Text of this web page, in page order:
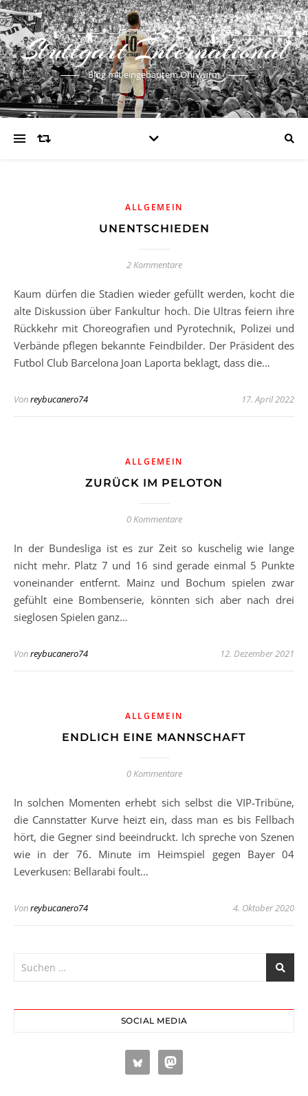
Stuttgart International
Blog mit eingebautem Ohrwurm
ALLGEMEIN
UNENTSCHIEDEN
2 Kommentare
Kaum dürfen die Stadien wieder gefüllt werden, kocht die
alte Diskussion über Fankultur hoch. Die Ultras feiern ihre
Rückkehr mit Choreografien und Pyrotechnik, Polizei und
Verbände pflegen bekannte Feindbilder. Der Präsident des
Futbol Club Barcelona Joan Laporta beklagt, dass die…
Vonreybucanero74 17. April 2022
ALLGEMEIN
ZURÜCK IM PELOTON
0 Kommentare
In der Bundesliga ist es zur Zeit so kuschelig wie lange
nicht mehr. Platz 7 und 16 sind gerade einmal 5 Punkte
voneinander entfernt. Mainz und Bochum spielen zwar
gefühlt eine Bombenserie, könnten sich aber nach drei
sieglosen Spielen ganz…
Vonreybucanero74 12. Dezember 2021
ALLGEMEIN
ENDLICH EINE MANNSCHAFT
0 Kommentare
In solchen Momenten erhebt sich selbst die VIP-Tribüne,
die Cannstatter Kurve heizt ein, dass man es bis Fellbach
hört, die Gegner sind beeindruckt. Ich spreche von Szenen
wie in der 76. Minute im Heimspiel gegen Bayer 04
Leverkusen: Bellarabi foult…
Vonreybucanero74 4. Oktober 2020
SOCIAL MEDIA